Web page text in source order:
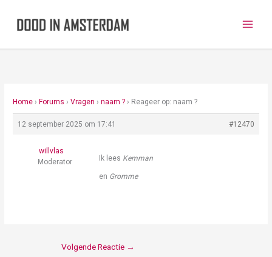
Home › Forums › Vragen › naam ? › Reageer op: naam ?
12 september 2025 om 17:41 #12470
willvlas
Moderator
Ik lees Kemman
en Gromme
Volgende Reactie →